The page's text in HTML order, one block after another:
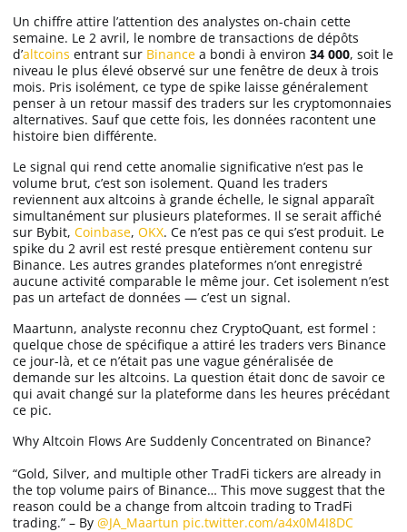
Un chiffre attire l’attention des analystes on-chain cette
semaine. Le 2 avril, le nombre de transactions de dépôts
d’altcoins entrant sur Binance a bondi à environ 34 000, soit le
niveau le plus élevé observé sur une fenêtre de deux à trois
mois. Pris isolément, ce type de spike laisse généralement
penser à un retour massif des traders sur les cryptomonnaies
alternatives. Sauf que cette fois, les données racontent une
histoire bien différente.
Le signal qui rend cette anomalie significative n’est pas le
volume brut, c’est son isolement. Quand les traders
reviennent aux altcoins à grande échelle, le signal apparaît
simultanément sur plusieurs plateformes. Il se serait affiché
sur Bybit, Coinbase, OKX. Ce n’est pas ce qui s’est produit. Le
spike du 2 avril est resté presque entièrement contenu sur
Binance. Les autres grandes plateformes n’ont enregistré
aucune activité comparable le même jour. Cet isolement n’est
pas un artefact de données — c’est un signal.
Maartunn, analyste reconnu chez CryptoQuant, est formel :
quelque chose de spécifique a attiré les traders vers Binance
ce jour-là, et ce n’était pas une vague généralisée de
demande sur les altcoins. La question était donc de savoir ce
qui avait changé sur la plateforme dans les heures précédant
ce pic.
Why Altcoin Flows Are Suddenly Concentrated on Binance?
“Gold, Silver, and multiple other TradFi tickers are already in
the top volume pairs of Binance… This move suggest that the
reason could be a change from altcoin trading to TradFi
trading.” – By @JA_Maartun pic.twitter.com/a4x0M4I8DC